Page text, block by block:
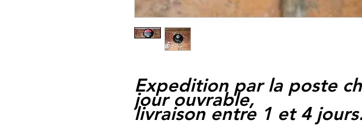
Expedition par la poste
jour ouvrable,
livraison entre 1 et 4